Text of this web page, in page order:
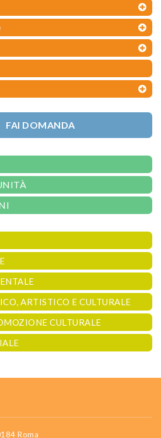
FAI DOMANDA
ARTISTICO E CULTURALE
CULTURALE
Roma